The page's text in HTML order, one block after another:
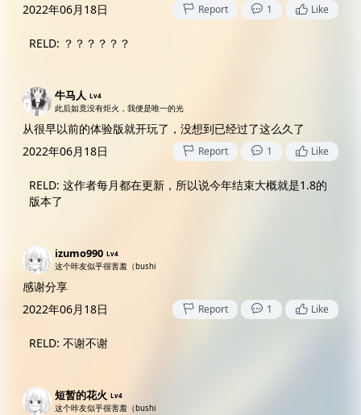
2022年06月18日 Report 1 Like
RELD: ？？？？？？
牛马人 Lv4
此后如竟没有炬火，我便是唯一的光
从很早以前的体验版就开玩了，没想到已经过了这么久了
2022年06月18日
Report 1 Like
RELD: 这作者每月都在更新，所以说今年结束大概就是1.8的
版本了
izumo990 Lv4
这个咔友似乎很害羞（bushi
感谢分享
2022年06月18日
Report 1 Like
RELD: 不谢不谢
短暂的花火 Lv4
这个咔友似乎很害羞（bushi